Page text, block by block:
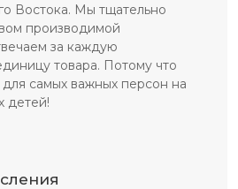
Востока. Мы тщательно
производимой
за каждую
товара. Потому что
самых важных персон на
детей!